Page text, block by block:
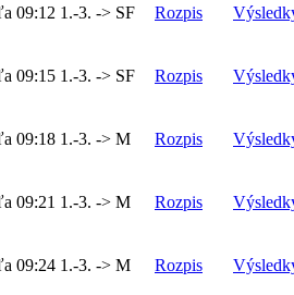
09:12 1.-3. -> SF Rozpis
09:15 1.-3. -> SF Rozpis
09:18 1.-3. -> M Rozpis
09:21 1.-3. -> M Rozpis
09:24 1.-3. -> M Rozpis